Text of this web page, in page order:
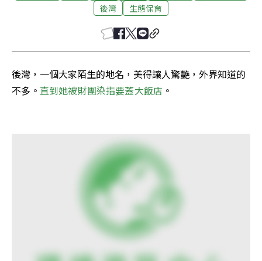
後灣
生態保育
後灣，一個大家陌生的地名，美得讓人驚艷，外界知道的
不多。 直到她被財團染指要蓋大飯店 。